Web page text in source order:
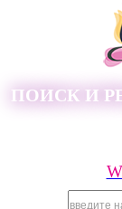
ПОИСК И